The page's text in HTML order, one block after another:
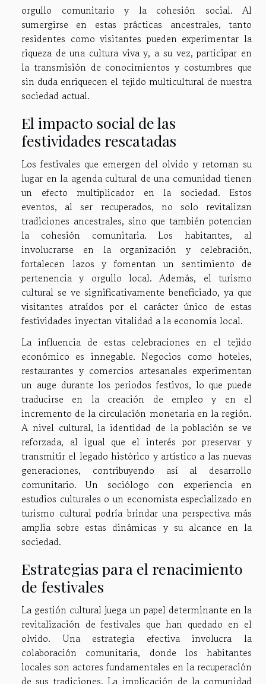
orgullo comunitario y la cohesión social. Al
sumergirse en estas prácticas ancestrales, tanto
residentes como visitantes pueden experimentar la
riqueza de una cultura viva y, a su vez, participar en
la transmisión de conocimientos y costumbres que
sin duda enriquecen el tejido multicultural de nuestra
sociedad actual.
El impacto social de las
festividades rescatadas
Los festivales que emergen del olvido y retoman su
lugar en la agenda cultural de una comunidad tienen
un efecto multiplicador en la sociedad. Estos
eventos, al ser recuperados, no solo revitalizan
tradiciones ancestrales, sino que también potencian
la cohesión comunitaria. Los habitantes, al
involucrarse en la organización y celebración,
fortalecen lazos y fomentan un sentimiento de
pertenencia y orgullo local. Además, el turismo
cultural se ve significativamente beneficiado, ya que
visitantes atraídos por el carácter único de estas
festividades inyectan vitalidad a la economía local.
La influencia de estas celebraciones en el tejido
económico es innegable. Negocios como hoteles,
restaurantes y comercios artesanales experimentan
un auge durante los periodos festivos, lo que puede
traducirse en la creación de empleo y en el
incremento de la circulación monetaria en la región.
A nivel cultural, la identidad de la población se ve
reforzada, al igual que el interés por preservar y
transmitir el legado histórico y artístico a las nuevas
generaciones, contribuyendo así al desarrollo
comunitario. Un sociólogo con experiencia en
estudios culturales o un economista especializado en
turismo cultural podría brindar una perspectiva más
amplia sobre estas dinámicas y su alcance en la
sociedad.
Estrategias para el renacimiento
de festivales
La gestión cultural juega un papel determinante en la
revitalización de festivales que han quedado en el
olvido. Una estrategia efectiva involucra la
colaboración comunitaria, donde los habitantes
locales son actores fundamentales en la recuperación
de sus tradiciones. La implicación de la comunidad